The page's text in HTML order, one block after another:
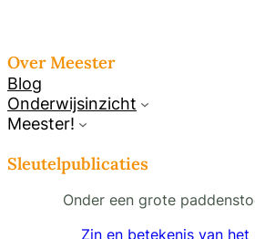
Over Meester
Blog
Onderwijsinzicht
Meester!
Sleutelpublicaties
Onder een grote
Zin en betekenis van